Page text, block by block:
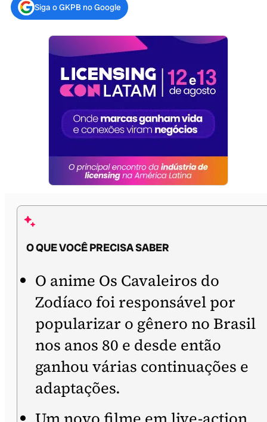
Siga o GKPB no Google
O QUE VOCÊ PRECISA SABER
O anime Os Cavaleiros do
Zodíaco foi responsável por
popularizar o gênero no Brasil
nos anos 80 e desde então
ganhou várias continuações e
adaptações.